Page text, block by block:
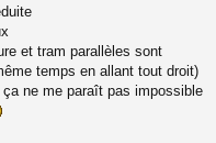
et tram parallèles sont
temps en allant tout droit)
ne me paraît pas impossible